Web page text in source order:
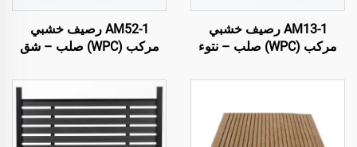
AM13-1 رصيف خشبي
مركب (WPC) صلب – نتوء
مع شق
AM52-1 رصيف خشبي
مركب (WPC) صلب – شق